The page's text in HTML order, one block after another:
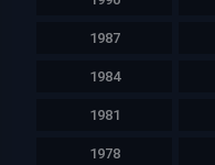
1987
1984
1981
1978